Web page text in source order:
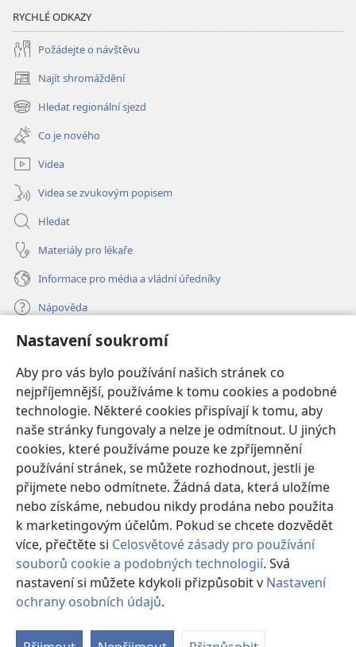
Nastavení soukromí
Aby pro vás bylo používání našich stránek co
nejpříjemnější, používáme k tomu cookies a podobné
technologie. Některé cookies přispívají k tomu, aby
naše stránky fungovaly a nelze je odmítnout. U jiných
cookies, které používáme pouze ke zpříjemnění
používání stránek, se můžete rozhodnout, jestli je
přijmete nebo odmítnete. Žádná data, která uložíme
nebo získáme, nebudou nikdy prodána nebo použita
k marketingovým účelům. Pokud se chcete dozvědět
více, přečtěte si Celosvětové zásady pro používání
souborů cookie a podobných technologií. Svá
nastavení si můžete kdykoli přizpůsobit v Nastavení
ochrany osobních údajů.
RYCHLÉ ODKAZY
Požádejte o návštěvu
Najít shromáždění
(otevřeno
nové
okno)
Hledat regionální sjezd
(otevřeno
nové
okno)
Co je nového
Videa
Videa se zvukovým popisem
Hledat
Materiály pro lékaře
Informace pro média a vládní úředníky
Nápověda
Dary
nové
okno) ONLINE KNIHOVNA Strážné věže
(otevřeno
nové
okno)JW Hub®
(otevřeno
nové
okno)JW Library
Watchtower Library
Copyright© 2026 Watch Tower Bible and Tract Society of Pennsylvania.
PODMÍNKY POUŽITÍ| OCHRANA SOUKROMÍ
SOUKROMÍ